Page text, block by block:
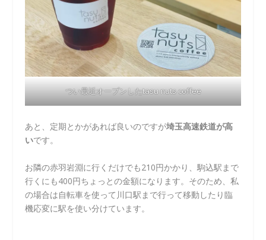
つい最近オープンしたtasu nuts coffee
あと、定期とかがあれば良いのですが埼玉高速鉄道が高
いです。
お隣の赤羽岩淵に行くだけでも210円かかり、駒込駅まで
行くにも400円ちょっとの金額になります。そのため、私
の場合は自転車を使って川口駅まで行って移動したり臨
機応変に駅を使い分けています。